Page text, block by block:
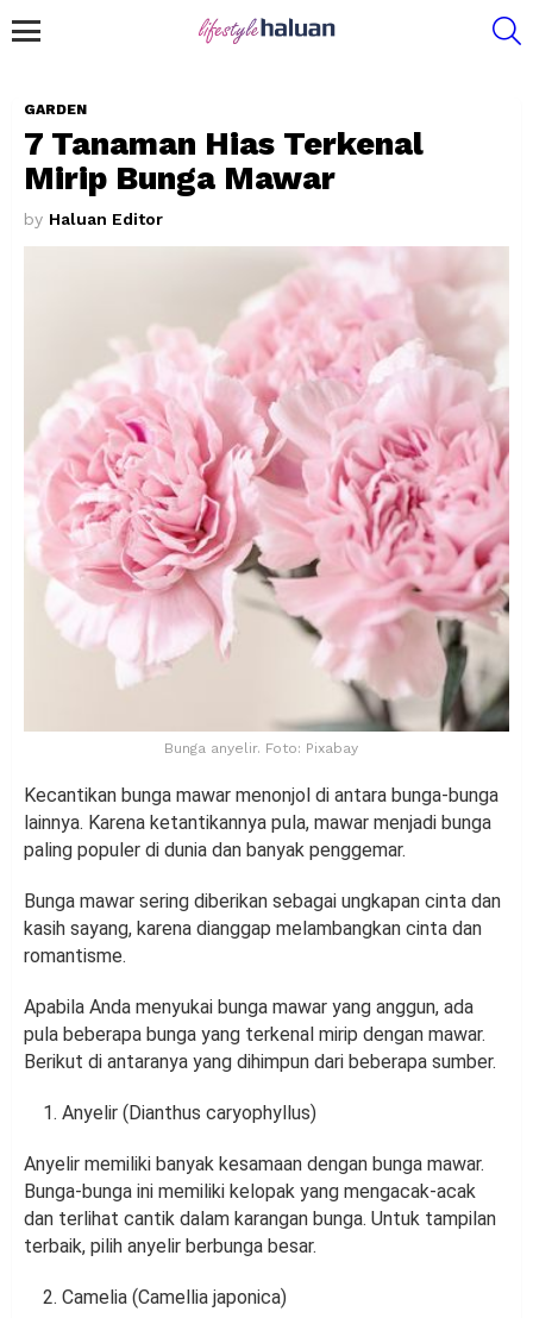
GARDEN
7 Tanaman Hias Terkenal
Mirip Bunga Mawar
by Haluan Editor
Bunga anyelir. Foto: Pixabay
Kecantikan bunga mawar menonjol di antara bunga-bunga
lainnya. Karena ketantikannya pula, mawar menjadi bunga
paling populer di dunia dan banyak penggemar.
Bunga mawar sering diberikan sebagai ungkapan cinta dan
kasih sayang, karena dianggap melambangkan cinta dan
romantisme.
Apabila Anda menyukai bunga mawar yang anggun, ada
pula beberapa bunga yang terkenal mirip dengan mawar.
Berikut di antaranya yang dihimpun dari beberapa sumber.
Anyelir (Dianthus caryophyllus)
Anyelir memiliki banyak kesamaan dengan bunga mawar.
Bunga-bunga ini memiliki kelopak yang mengacak-acak
dan terlihat cantik dalam karangan bunga. Untuk tampilan
terbaik, pilih anyelir berbunga besar.
Camelia (Camellia japonica)